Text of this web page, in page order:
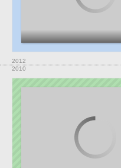
2012
2010